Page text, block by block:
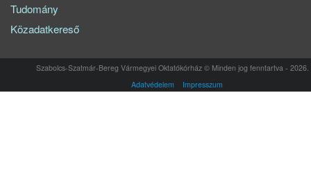
Tudomány
Közadatkereső
Szabolcs-Szatmár-Bereg Vármegyei Oktatókórház © Minden jog fenntartva - 2026.
Adatvédelem
Impresszum